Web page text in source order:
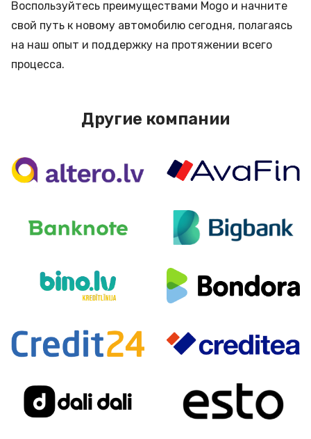
Воспользуйтесь преимуществами Mogo и начните
свой путь к новому автомобилю сегодня, полагаясь
на наш опыт и поддержку на протяжении всего
процесса.
Другие компании